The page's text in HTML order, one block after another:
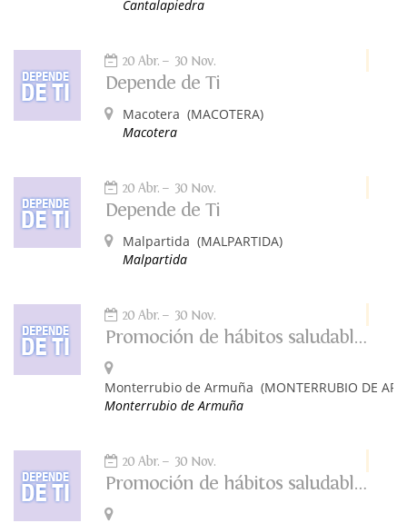
Cantalapiedra
20 Abr. 30 Nov.
Depende de Ti
Macotera (MACOTERA)
Macotera
20 Abr. 30 Nov.
Depende de Ti
Malpartida (MALPARTIDA)
Malpartida
20 Abr. 30 Nov.
Promoción de hábitos saludables: Depende de ti
Monterrubio de Armuña (MONTERRUBIO DE
Monterrubio de Armuña
20 Abr. 30 Nov.
Promoción de hábitos saludables: Depende de ti